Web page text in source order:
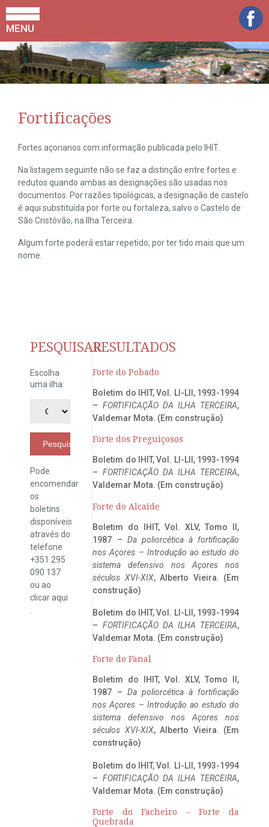
MENU
Fortificações
Fortes açorianos com informação publicada pelo IHIT.
Na listagem seguinte não se faz a distinção entre fortes e
redutos quando ambas as designações são usadas nos
documentos. Por razões tipológicas, a designação de castelo
é aqui substituída por forte ou fortaleza, salvo o Castelo de
São Cristóvão, na Ilha Terceira.
Algum forte poderá estar repetido, por ter tido mais que um
nome.
PESQUISAR
Escolha
uma ilha:
Pesquisar
Pode
encomendar
os
boletins
disponíveis
através do
telefone
+351 295
090 137
ou ao
clicaraqui
RESULTADOS
Forte do Pobado
Boletim do IHIT, Vol. LI-LII, 1993-1994
– FORTIFICAÇÃO DA ILHA TERCEIRA,
Valdemar Mota. (Em construção)
Forte dos Preguiçosos
Boletim do IHIT, Vol. LI-LII, 1993-1994
– FORTIFICAÇÃO DA ILHA TERCEIRA,
Valdemar Mota. (Em construção)
Forte do Alcaide
Boletim do IHIT, Vol. XLV, Tomo II,
1987 – Da poliorcética à fortificação
nos Açores – Introdução ao estudo do
sistema defensivo nos Açores nos
séculos XVI-XIX, Alberto Vieira. (Em
construção)
Boletim do IHIT, Vol. LI-LII, 1993-1994
– FORTIFICAÇÃO DA ILHA TERCEIRA,
Valdemar Mota. (Em construção)
Forte do Fanal
Boletim do IHIT, Vol. XLV, Tomo II,
1987 – Da poliorcética à fortificação
nos Açores – Introdução ao estudo do
sistema defensivo nos Açores nos
séculos XVI-XIX, Alberto Vieira. (Em
construção)
Boletim do IHIT, Vol. LI-LII, 1993-1994
– FORTIFICAÇÃO DA ILHA TERCEIRA,
Valdemar Mota. (Em construção)
Forte do Facheiro – Forte da
Quebrada